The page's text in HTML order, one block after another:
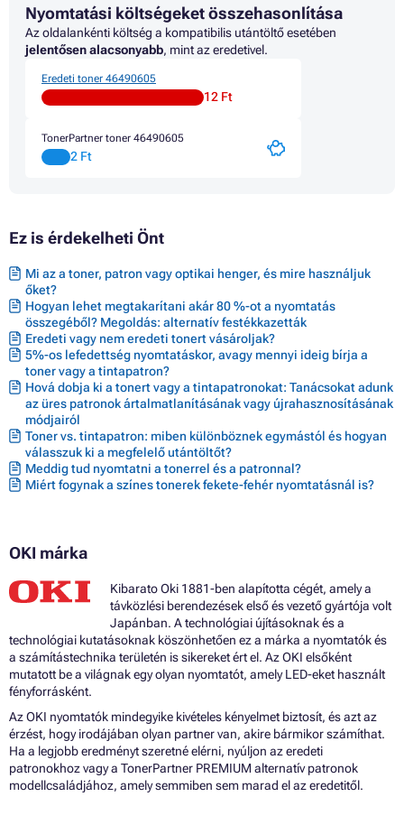
Nyomtatási költségeket összehasonlítása
Az oldalankénti költség a kompatibilis utántöltő esetében
jelentősen alacsonyabb, mint az eredetivel.
Eredeti toner 46490605
12 Ft
TonerPartner toner 46490605
2 Ft
Ez is érdekelheti Önt
Mi az a toner, patron vagy optikai henger, és mire használjuk
őket?
Hogyan lehet megtakarítani akár 80 %-ot a nyomtatás
összegéből? Megoldás: alternatív festékkazetták
Eredeti vagy nem eredeti tonert vásároljak?
5%-os lefedettség nyomtatáskor, avagy mennyi ideig bírja a
toner vagy a tintapatron?
Hová dobja ki a tonert vagy a tintapatronokat: Tanácsokat adunk
az üres patronok ártalmatlanításának vagy újrahasznosításának
módjairól
Toner vs. tintapatron: miben különböznek egymástól és hogyan
válasszuk ki a megfelelő utántöltőt?
Meddig tud nyomtatni a tonerrel és a patronnal?
Miért fogynak a színes tonerek fekete-fehér nyomtatásnál is?
OKI márka
Kibarato Oki 1881-ben alapította cégét, amely a
távközlési berendezések első és vezető gyártója volt
Japánban. A technológiai újításoknak és a
technológiai kutatásoknak köszönhetően ez a márka a nyomtatók és
a számítástechnika területén is sikereket ért el. Az OKI elsőként
mutatott be a világnak egy olyan nyomtatót, amely LED-eket használt
fényforrásként.
Az OKI nyomtatók mindegyike kivételes kényelmet biztosít, és azt az
érzést, hogy irodájában olyan partner van, akire bármikor számíthat.
Ha a legjobb eredményt szeretné elérni, nyúljon az eredeti
patronokhoz vagy a TonerPartner PREMIUM alternatív patronok
modellcsaládjához, amely semmiben sem marad el az eredetitől.